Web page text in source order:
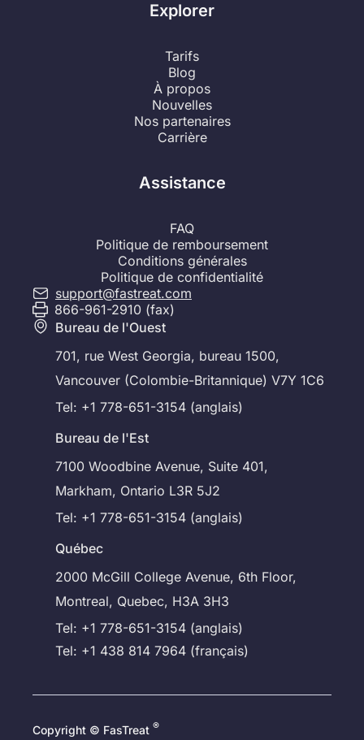
Explorer
Tarifs
Blog
À propos
Nouvelles
Nos partenaires
Carrière
Assistance
FAQ
Politique de remboursement
Conditions générales
Politique de confidentialité
support@fastreat.com
866-961-2910 (fax)
Bureau de l'Ouest
701, rue West Georgia, bureau 1500,
Vancouver (Colombie-Britannique) V7Y 1C6
Tel: +1 778-651-3154 (anglais)
Bureau de l'Est
7100 Woodbine Avenue, Suite 401,
Markham, Ontario L3R 5J2
Tel: +1 778-651-3154 (anglais)
Québec
2000 McGill College Avenue, 6th Floor,
Montreal, Quebec, H3A 3H3
Tel: +1 778-651-3154 (anglais)
Tel: +1 438 814 7964 (français)
Copyright © FasTreat ®